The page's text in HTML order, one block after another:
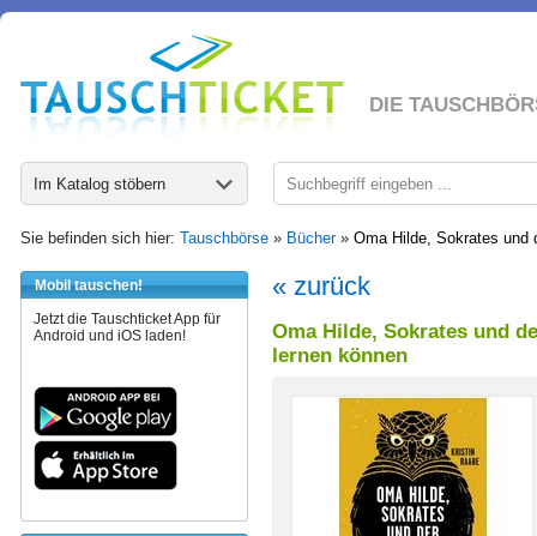
DIE
Im Katalog stöbern
Sie befinden sich hier: Tauschbörse » Bücher» Oma Hilde, Sokrates und
Mobil tauschen!
Jetzt die Tauschticket App für
Android und iOS laden!
« zurück
Oma Hilde, Sokrates und
lernen können